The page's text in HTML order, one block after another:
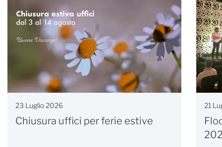
23 Luglio 2026
Chiusura uffici per ferie estive
21